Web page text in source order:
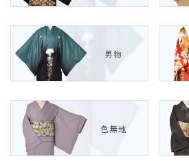
男物
色無地